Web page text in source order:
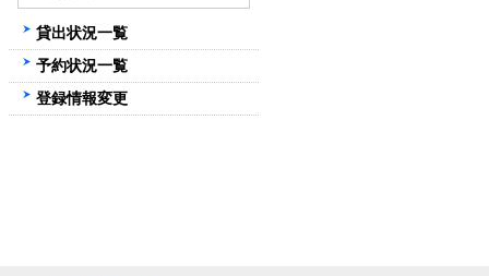
貸出状況一覧
予約状況一覧
登録情報変更